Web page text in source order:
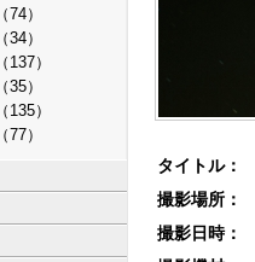
（74）
（34）
（137）
（35）
（135）
（77）
タイトル：
撮影場所：
撮影日時：